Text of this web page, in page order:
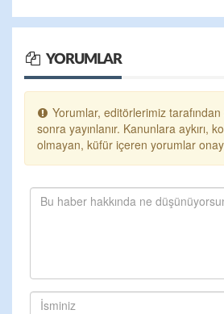
YORUMLAR
Yorumlar, editörlerimiz tarafından
sonra yayınlanır. Kanunlara aykırı,
olmayan, küfür içeren yorumlar